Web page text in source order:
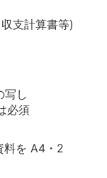
支計算書等)
写し
必須
料を A4・2